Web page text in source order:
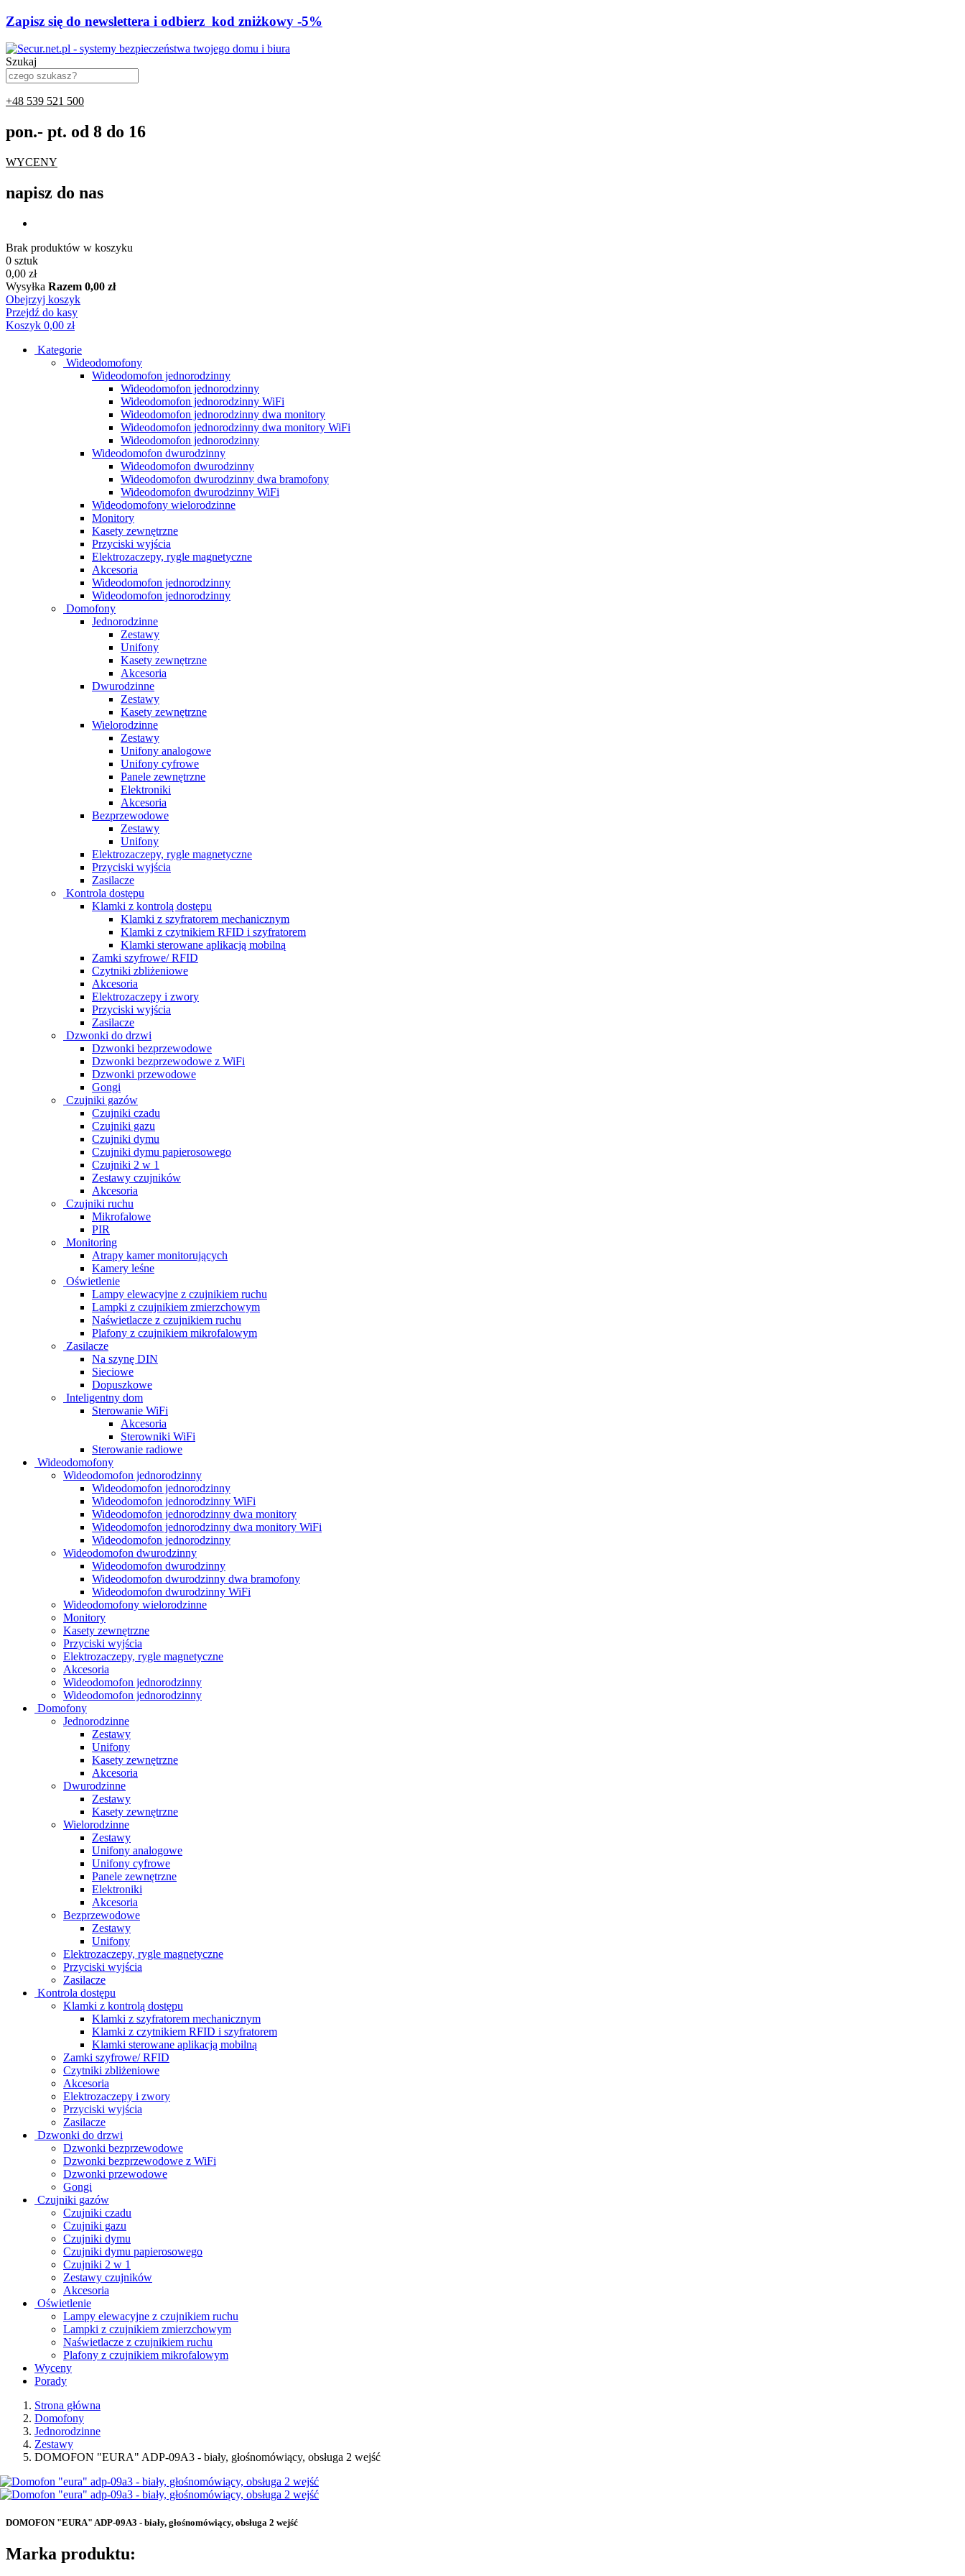
Zapisz się do newslettera i odbierz kod zniżkowy -5%
Szukaj
+48 539 521 500
pon.- pt. od 8 do 16
WYCENY
napisz do nas
Brak produktów w koszyku
0 sztuk
0,00 zł
Wysyłka Razem 0,00 zł
Obejrzyj koszyk
Przejdź do kasy
Koszyk 0,00 zł
Kategorie
Wideodomofony
Wideodomofon jednorodzinny
Wideodomofon jednorodzinny
Wideodomofon jednorodzinny WiFi
Wideodomofon jednorodzinny dwa monitory
Wideodomofon jednorodzinny dwa monitory WiFi
Wideodomofon jednorodzinny
Wideodomofon dwurodzinny
Wideodomofon dwurodzinny
Wideodomofon dwurodzinny dwa bramofony
Wideodomofon dwurodzinny WiFi
Wideodomofony wielorodzinne
Monitory
Kasety zewnętrzne
Przyciski wyjścia
Elektrozaczepy, rygle magnetyczne
Akcesoria
Wideodomofon jednorodzinny
Wideodomofon jednorodzinny
Domofony
Jednorodzinne
Zestawy
Unifony
Kasety zewnętrzne
Akcesoria
Dwurodzinne
Zestawy
Kasety zewnętrzne
Wielorodzinne
Zestawy
Unifony analogowe
Unifony cyfrowe
Panele zewnętrzne
Elektroniki
Akcesoria
Bezprzewodowe
Zestawy
Unifony
Elektrozaczepy, rygle magnetyczne
Przyciski wyjścia
Zasilacze
Kontrola dostępu
Klamki z kontrolą dostępu
Klamki z szyfratorem mechanicznym
Klamki z czytnikiem RFID i szyfratorem
Klamki sterowane aplikacją mobilną
Zamki szyfrowe/ RFID
Czytniki zbliżeniowe
Akcesoria
Elektrozaczepy i zwory
Przyciski wyjścia
Zasilacze
Dzwonki do drzwi
Dzwonki bezprzewodowe
Dzwonki bezprzewodowe z WiFi
Dzwonki przewodowe
Gongi
Czujniki gazów
Czujniki czadu
Czujniki gazu
Czujniki dymu
Czujniki dymu papierosowego
Czujniki 2 w 1
Zestawy czujników
Akcesoria
Czujniki ruchu
Mikrofalowe
PIR
Monitoring
Atrapy kamer monitorujących
Kamery leśne
Oświetlenie
Lampy elewacyjne z czujnikiem ruchu
Lampki z czujnikiem zmierzchowym
Naświetlacze z czujnikiem ruchu
Plafony z czujnikiem mikrofalowym
Zasilacze
Na szynę DIN
Sieciowe
Dopuszkowe
Inteligentny dom
Sterowanie WiFi
Akcesoria
Sterowniki WiFi
Sterowanie radiowe
Wideodomofony
Wideodomofon jednorodzinny
Wideodomofon jednorodzinny
Wideodomofon jednorodzinny WiFi
Wideodomofon jednorodzinny dwa monitory
Wideodomofon jednorodzinny dwa monitory WiFi
Wideodomofon jednorodzinny
Wideodomofon dwurodzinny
Wideodomofon dwurodzinny
Wideodomofon dwurodzinny dwa bramofony
Wideodomofon dwurodzinny WiFi
Wideodomofony wielorodzinne
Monitory
Kasety zewnętrzne
Przyciski wyjścia
Elektrozaczepy, rygle magnetyczne
Akcesoria
Wideodomofon jednorodzinny
Wideodomofon jednorodzinny
Domofony
Jednorodzinne
Zestawy
Unifony
Kasety zewnętrzne
Akcesoria
Dwurodzinne
Zestawy
Kasety zewnętrzne
Wielorodzinne
Zestawy
Unifony analogowe
Unifony cyfrowe
Panele zewnętrzne
Elektroniki
Akcesoria
Bezprzewodowe
Zestawy
Unifony
Elektrozaczepy, rygle magnetyczne
Przyciski wyjścia
Zasilacze
Kontrola dostępu
Klamki z kontrolą dostępu
Klamki z szyfratorem mechanicznym
Klamki z czytnikiem RFID i szyfratorem
Klamki sterowane aplikacją mobilną
Zamki szyfrowe/ RFID
Czytniki zbliżeniowe
Akcesoria
Elektrozaczepy i zwory
Przyciski wyjścia
Zasilacze
Dzwonki do drzwi
Dzwonki bezprzewodowe
Dzwonki bezprzewodowe z WiFi
Dzwonki przewodowe
Gongi
Czujniki gazów
Czujniki czadu
Czujniki gazu
Czujniki dymu
Czujniki dymu papierosowego
Czujniki 2 w 1
Zestawy czujników
Akcesoria
Oświetlenie
Lampy elewacyjne z czujnikiem ruchu
Lampki z czujnikiem zmierzchowym
Naświetlacze z czujnikiem ruchu
Plafony z czujnikiem mikrofalowym
Wyceny
Porady
Strona główna
Domofony
Jednorodzinne
Zestawy
DOMOFON "EURA" ADP-09A3 - biały, głośnomówiący, obsługa 2 wejść
DOMOFON "EURA" ADP-09A3 - biały, głośnomówiący, obsługa 2 wejść
Marka produktu: